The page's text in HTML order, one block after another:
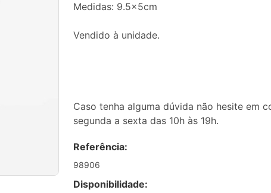
Medidas: 9.5x5cm
Vendido à unidade.
Caso tenha alguma dúvida não hesite em
segunda a sexta das 10h às 19h.
Referência:
98906
Disponibilidade: